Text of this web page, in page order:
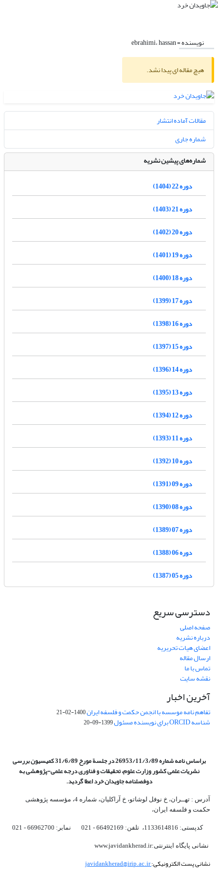
نویسنده =ebrahimi، hassan
هیچ مقاله ای پیدا نشد.
مقالات آماده انتشار
شماره جاری
شماره‌های پیشین نشریه
دوره 22 (1404)
دوره 21 (1403)
دوره 20 (1402)
دوره 19 (1401)
دوره 18 (1400)
دوره 17 (1399)
دوره 16 (1398)
دوره 15 (1397)
دوره 14 (1396)
دوره 13 (1395)
دوره 12 (1394)
دوره 11 (1393)
دوره 10 (1392)
دوره 09 (1391)
دوره 08 (1390)
دوره 07 (1389)
دوره 06 (1388)
دوره 05 (1387)
دسترسی سریع
صفحه اصلی
درباره نشریه
اعضای هیات تحریریه
ارسال مقاله
تماس با ما
نقشه سایت
آخرین اخبار
تفاهم نامه موسسه با انجمن حکمت و فلسفه ایران1400-02-21
شناسه ORCID برای نویسنده مسئول 1399-09-20
براساس نامه شماره 26953/11/3/89 در جلسة مورخ 31/6/89 کمیسیون
بررسی
نشریات علمی کشور وزارت علوم، تحقیقات و فناوری درجه علمی‌-پژوهشیبه
دوفصلنامه جاویدان خرد اعطا گردید.
آدرس : تهــران، خ نوفل لوشاتو، خ آراکلیان، شماره 4،‌ مؤسسه پژوهشی
حکمت و فلسفه ایران،‌
کدپستی: 1133614816، تلفن: 66492169 - 021 نمابر: 66962700 - 021
نشانی پایگاه اینترنتی:www.javidankherad.ir
نشانی پست الکترونیکی:javidankherad@irip.ac.ir